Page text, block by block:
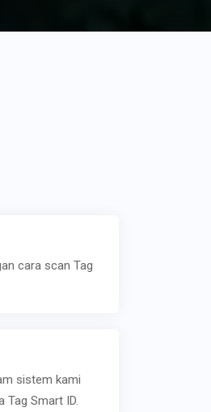
cara scan Tag
sistem kami
Tag Smart ID.